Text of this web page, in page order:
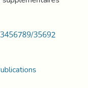
35692